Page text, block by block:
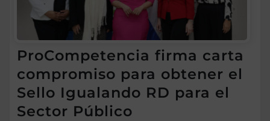
ProCompetencia firma carta
compromiso para obtener el
Sello Igualando RD para el
Sector Público